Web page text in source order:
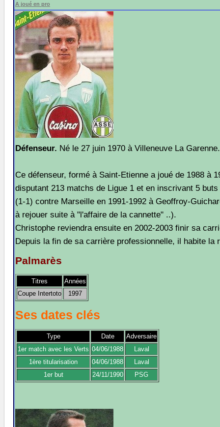
A joué en pro
Défenseur. Né le 27 juin 1970 à Villeneuve La Garenne.
Ce défenseur, formé à Saint-Etienne a joué de 1988 à
disputant 213 matchs de Ligue 1 et en inscrivant 5
(1-1) contre Marseille en 1991-1992 à Geoffroy-
à rejouer suite à "l'affaire de la cannette" ..).
Christophe reviendra ensuite en 2002-2003 finir sa
Depuis la fin de sa carrière professionnelle, il habite la
Palmarès
Titres
Années
Coupe Intertoto
1997
Ses dates clés
Type Date
Adversaire
1er match avec les Verts 04/06/1988
Laval
1ère titularisation
04/06/1988
Laval
1er but
24/11/1990 PSG